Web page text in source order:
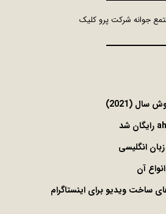
جوانه شرکت پرو کلیک
سال (2021)
انگلیسی
آن
ساخت ویدیو برای اینستاگرام